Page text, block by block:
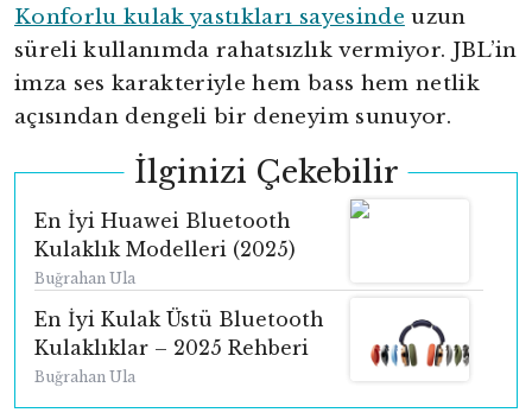
Konforlu kulak yastıkları sayesinde uzun
süreli kullanımda rahatsızlık vermiyor. JBL’in
imza ses karakteriyle hem bass hem netlik
açısından dengeli bir deneyim sunuyor.
İlginizi Çekebilir
En İyi Huawei Bluetooth
Kulaklık Modelleri (2025)
Buğrahan Ula
En İyi Kulak Üstü Bluetooth
Kulaklıklar – 2025 Rehberi
Buğrahan Ula